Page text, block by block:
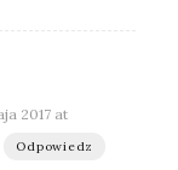
2017 at
Odpowiedz